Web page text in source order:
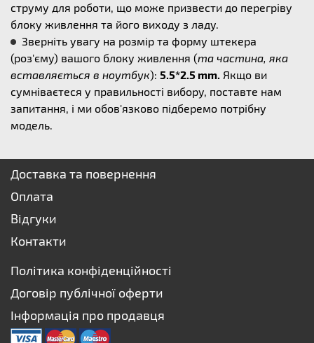
струму для роботи, що може призвести до перегріву
блоку живлення та його виходу з ладу.
Зверніть увагу на розмір та форму штекера
(роз'єму) вашого блоку живлення (та частина, яка
вставляється в ноутбук): 5.5*2.5 mm. Якщо ви
сумніваєтеся у правильності вибору, поставте нам
запитання, і ми обов'язково підберемо потрібну
модель.
Доставка та повернення
Оплата
Відгуки
Контакти
Політика конфіденційності
Договір публічної оферти
Інформація про продавця